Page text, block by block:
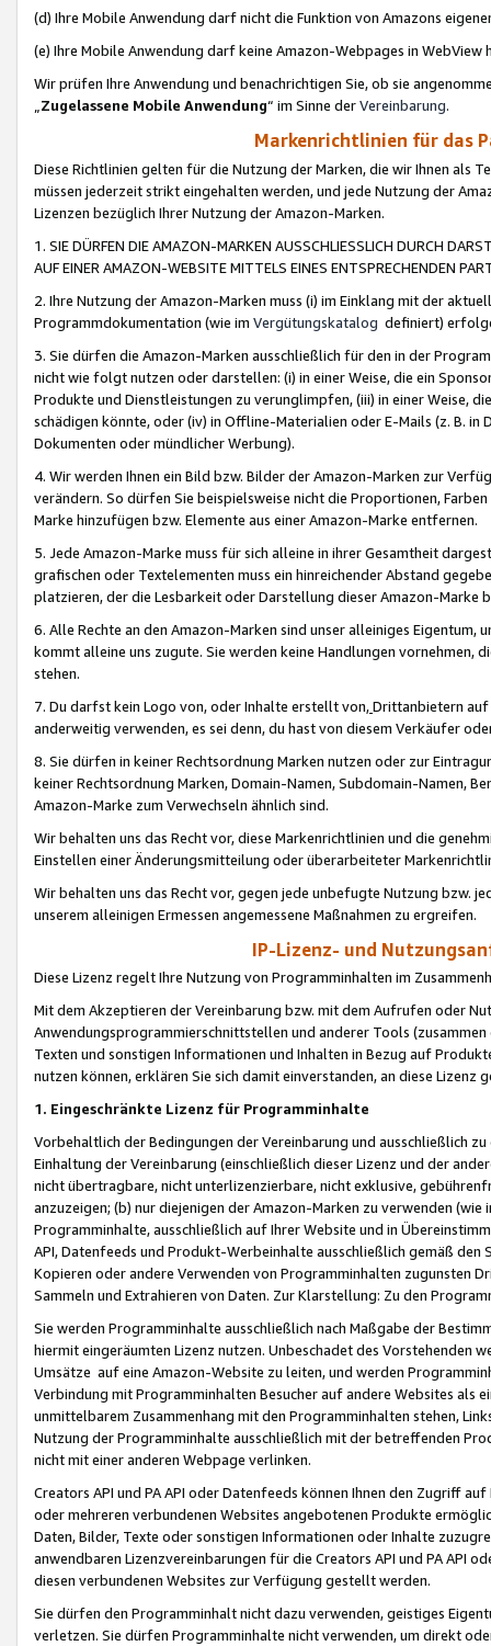
(d) Ihre Mobile Anwendung darf nicht die Funktion von Amazons
(e) Ihre Mobile Anwendung darf keine Amazon-Webpages in WebView
Wir prüfen Ihre Anwendung und benachrichtigen Sie, ob sie
„Zugelassene Mobile Anwendung“ im Sinne derVereinbarung.
Markenrichtlinien für das
Diese Richtlinien gelten für die Nutzung der Marken, die wir Ihnen als
müssen jederzeit strikt eingehalten werden, und jede Nutzung der
Lizenzen bezüglich Ihrer Nutzung der Amazon-Marken.
1. SIE DÜRFEN DIE AMAZON-MARKEN AUSSCHLIESSLICH DURCH
AUF EINER AMAZON-WEBSITE MITTELS EINES ENTSPRECHENDEN
2. Ihre Nutzung der Amazon-Marken muss (i) im Einklang mit der
Programmdokumentation (wie im Vergütungskatalog definiert)
3. Sie dürfen die Amazon-Marken ausschließlich für den in der
nicht wie folgt nutzen oder darstellen: (i) in einer Weise, die ein
Produkte und Dienstleistungen zu verunglimpfen, (iii) in einer Weise,
schädigen könnte, oder (iv) in Offline-Materialien oder E-Mails (z. B. in
Dokumenten oder mündlicher Werbung).
4. Wir werden Ihnen ein Bild bzw. Bilder der Amazon-Marken zur
verändern. So dürfen Sie beispielsweise nicht die Proportionen,
Marke hinzufügen bzw. Elemente aus einer Amazon-Marke entfernen.
5. Jede Amazon-Marke muss für sich alleine in ihrer Gesamtheit
grafischen oder Textelementen muss ein hinreichender Abstand
platzieren, der die Lesbarkeit oder Darstellung dieser Amazon-Marke
6. Alle Rechte an den Amazon-Marken sind unser alleiniges
kommt alleine uns zugute. Sie werden keine Handlungen vornehmen,
stehen.
7. Du darfst kein Logo von, oder Inhalte erstellt von,Drittanbietern auf
anderweitig verwenden, es sei denn, du hast von diesem Verkäufer
8. Sie dürfen in keiner Rechtsordnung Marken nutzen oder zur
keiner Rechtsordnung Marken, Domain-Namen, Subdomain-Namen,
Amazon-Marke zum Verwechseln ähnlich sind.
Wir behalten uns das Recht vor, diese Markenrichtlinien und die
Einstellen einer Änderungsmitteilung oder überarbeiteter
Wir behalten uns das Recht vor, gegen jede unbefugte Nutzung bzw.
unserem alleinigen Ermessen angemessene Maßnahmen zu ergreifen.
IP-Lizenz- und
Diese Lizenz regelt Ihre Nutzung von Programminhalten im
Mit dem Akzeptieren der Vereinbarung bzw. mit dem Aufrufen oder
Anwendungsprogrammierschnittstellen und anderer Tools (zusammen
Texten und sonstigen Informationen und Inhalten in Bezug auf
nutzen können, erklären Sie sich damit einverstanden, an diese Lizenz
1. Eingeschränkte Lizenz für Programminhalte
Vorbehaltlich der Bedingungen der Vereinbarung und ausschließlich
Einhaltung der Vereinbarung (einschließlich dieser Lizenz und der
nicht übertragbare, nicht unterlizenzierbare, nicht exklusive,
anzuzeigen; (b) nur diejenigen der Amazon-Marken zu verwenden
Programminhalte, ausschließlich auf Ihrer Website und in
API, Datenfeeds und Produkt-Werbeinhalte ausschließlich gemäß
Kopieren oder andere Verwenden von Programminhalten zugunsten
Sammeln und Extrahieren von Daten. Zur Klarstellung: Zu den
Sie werden Programminhalte ausschließlich nach Maßgabe der
hiermit eingeräumten Lizenz nutzen. Unbeschadet des Vorstehenden
Umsätze auf eine Amazon-Website zu leiten, und werden
Verbindung mit Programminhalten Besucher auf andere Websites als
unmittelbarem Zusammenhang mit den Programminhalten stehen,
Nutzung der Programminhalte ausschließlich mit der betreffenden
nicht mit einer anderen Webpage verlinken.
Creators API und PA API oder Datenfeeds können Ihnen den Zugriff
oder mehreren verbundenen Websites angebotenen Produkte
Daten, Bilder, Texte oder sonstigen Informationen oder Inhalte
anwendbaren Lizenzvereinbarungen für die Creators API und PA API
diesen verbundenen Websites zur Verfügung gestellt werden.
Sie dürfen den Programminhalt nicht dazu verwenden, geistiges
verletzen. Sie dürfen Programminhalte nicht verwenden, um direkt